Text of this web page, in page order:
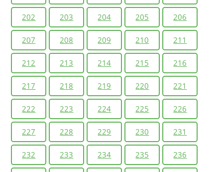
202 203 204 205 206
207 208 209 210 211
212 213 214 215 216
217 218 219 220 221
222 223 224 225 226
227 228 229 230 231
232 233 234 235 236